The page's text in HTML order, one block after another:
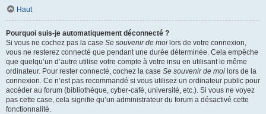
Haut
Pourquoi suis-je automatiquement déconnecté ?
Si vous ne cochez pas la case Se souvenir de moi lors de votre connexion,
vous ne resterez connecté que pendant une durée déterminée. Cela empêche
que quelqu’un d’autre utilise votre compte à votre insu en utilisant le même
ordinateur. Pour rester connecté, cochez la case Se souvenir de moi lors de la
connexion. Ce n’est pas recommandé si vous utilisez un ordinateur public pour
accéder au forum (bibliothèque, cyber-café, université, etc.). Si vous ne voyez
pas cette case, cela signifie qu’un administrateur du forum a désactivé cette
fonctionnalité.